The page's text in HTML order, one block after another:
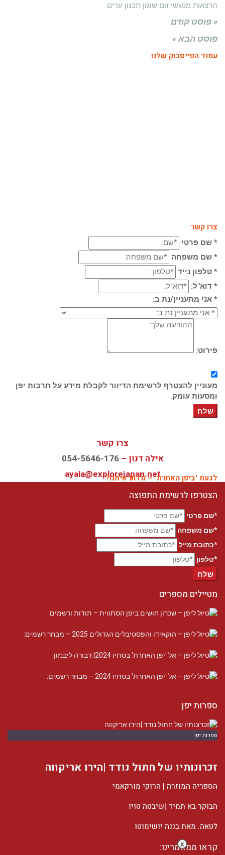
הרצאות מפגשי זום שוגון תכנון ערים
« פוסט קודם
פוסט הבא »
עמוד הפייסבוק שלנו
צרו קשר
* שם פרטי
* שם משפחה
* טלפון נייד
* דוא"ל:
* אני מתעניין/נת ב:
פירוט:
מעוניין להצטרף לרשימת הדיוור לקבלת מידע על תרבות יפן
ומסעות עומק.
שלח
צרו קשר
אילה דנון –054-5646-176
ayala@explorejapan.net
לגעת 'ביפן האחרת' – מדוע איתנו?
הצטרפו לרשימת התפוצה
*שם פרטי
*שם משפחה
*כתובת מייל
*טלפון
שלח
מטיילים מספרים
ספרות יפן
ספרות יפן
זכרונותיו של חתול נודד |הירו אריקווה
הספריה המוזרה | הרוקי מורקאמי
הבוקר בא תמיד |שיבטה טויו
לטאה. מאת בננה יושימוטו
קראו ממאמרינו:
x